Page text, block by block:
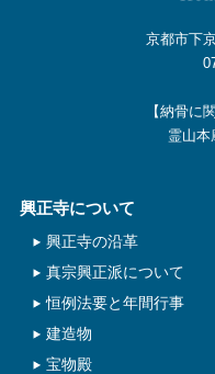
京都市下
【納骨に
霊山
興正寺について
興正寺の沿革
真宗興正派について
恒例法要と年間行事
建造物
宝物殿